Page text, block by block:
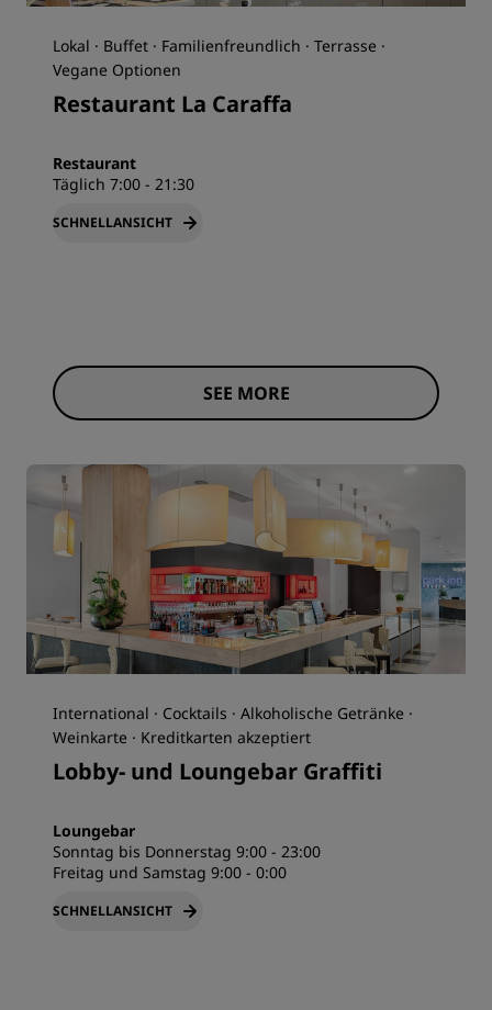
Lokal · Buffet · Familienfreundlich · Terrasse ·
Vegane Optionen
Restaurant La Caraffa
Restaurant
Täglich 7:00 - 21:30
SCHNELLANSICHT
SEE MORE
International · Cocktails · Alkoholische Getränke ·
Weinkarte · Kreditkarten akzeptiert
Lobby- und Loungebar Graffiti
Loungebar
Sonntag bis Donnerstag 9:00 - 23:00
Freitag und Samstag 9:00 - 0:00
SCHNELLANSICHT